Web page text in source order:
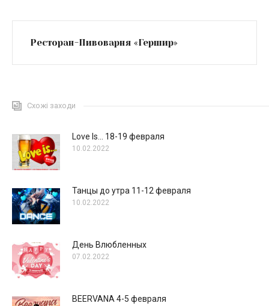
Ресторан-Пивоварня «Гершир»
Схожі заходи
Love Is… 18-19 февраля
10.02.2022
Танцы до утра 11-12 февраля
10.02.2022
День Влюбленных
07.02.2022
BEERVANA 4-5 февраля